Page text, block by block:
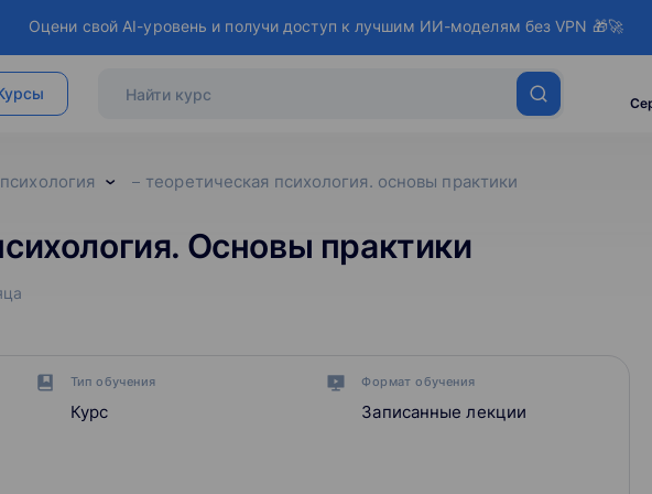
Оцени свой AI-уровень и получи доступ к лучшим ИИ-моделям без VPN 🎁🚀
психология теоретическая психология. основы практики
Основы практики
Тип обучения
Курс
Формат обучения
Записанные лекции